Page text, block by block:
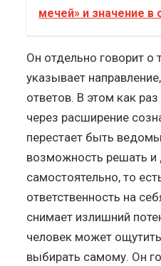
мечей» и значение в
Он отдельно говорит о
указывает
ответов. В этом как
через расширение
перестает быть
возможность решать и
самостоятельно, то
ответственность на
снимает излишний
человек может
выбирать самому. Он